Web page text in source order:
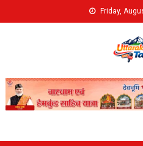
to
Friday,
Uttarakhand